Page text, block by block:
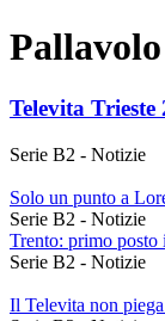
Televita Trieste
Serie B2 - Notizie
Solo un punto a
Serie B2 - Notizie
Trento: primo posto
Serie B2 - Notizie
Il Televita non